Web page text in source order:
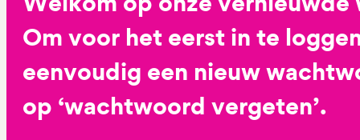
Om voor het eerst in te
eenvoudig een nieuw
op ‘wachtwoord vergeten’.